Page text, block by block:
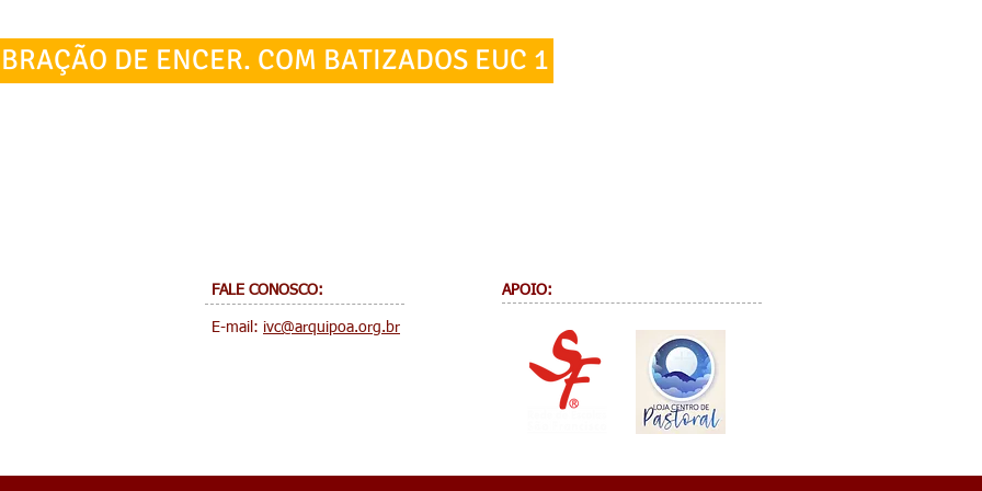
DE ENCER. COM BATIZADOS EUC 1
FALE CONOSCO:
E-mail: ivc@arquipoa.org.br
APOIO: